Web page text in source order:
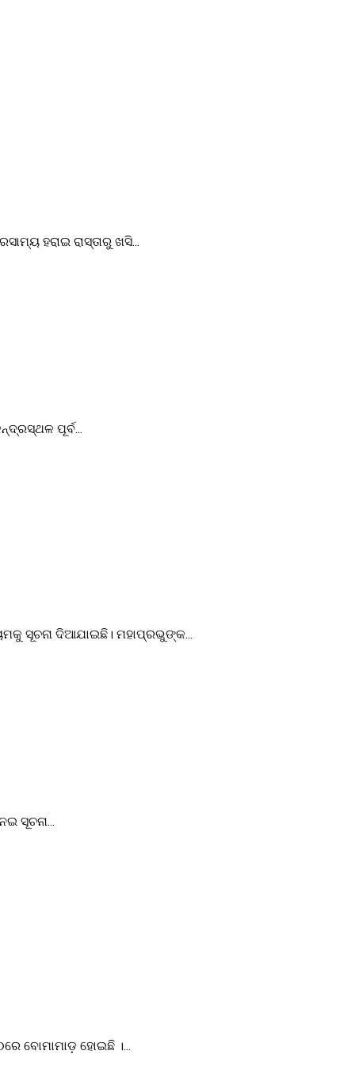
ହରାଇ ରାସ୍ତାରୁ ଖସି...
ପୂର୍ବ...
ସୂଚନା ଦିଆଯାଇଛି। ମହାପ୍ରଭୁଙ୍କ...
ସୂଚନା...
ବୋମାମାଡ଼ ହୋଇଛି ।...